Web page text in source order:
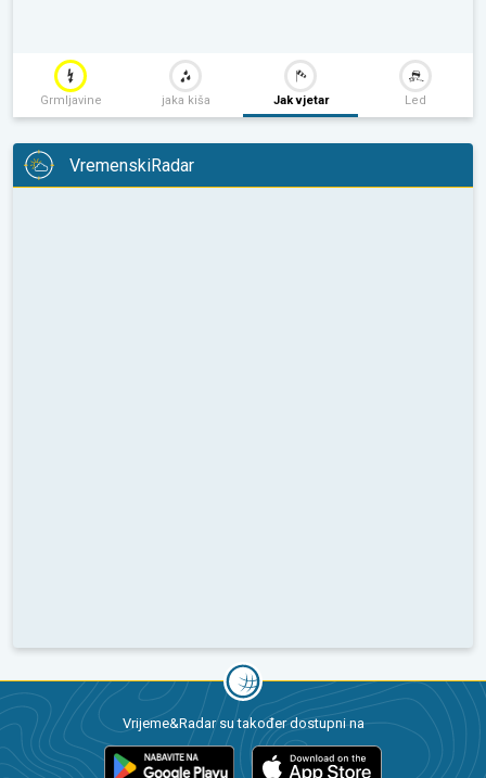
Grmljavine jaka kiša Jak vjetar Led
VremenskiRadar
Vrijeme&Radar su također dostupni na